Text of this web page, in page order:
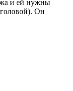
и ей нужны
Он